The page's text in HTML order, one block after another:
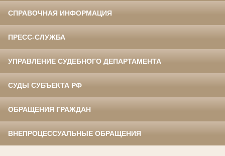
СПРАВОЧНАЯ ИНФОРМАЦИЯ
ПРЕСС-СЛУЖБА
УПРАВЛЕНИЕ СУДЕБНОГО ДЕПАРТАМЕНТА
СУДЫ СУБЪЕКТА РФ
ОБРАЩЕНИЯ ГРАЖДАН
ВНЕПРОЦЕССУАЛЬНЫЕ ОБРАЩЕНИЯ